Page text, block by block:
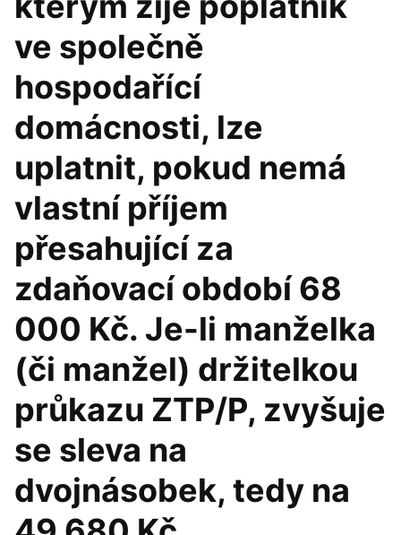
ve společně
hospodařící
domácnosti, lze
uplatnit, pokud nemá
vlastní příjem
přesahující za
zdaňovací období 68
000 Kč. Je-li manželka
(či manžel) držitelkou
průkazu ZTP/P, zvyšuje
se sleva na
dvojnásobek, tedy na